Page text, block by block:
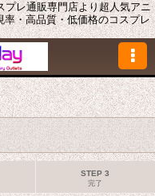
レ通販専門店より超人気アニ
・高品質・低価格のコスプレ
STEP 3
完了